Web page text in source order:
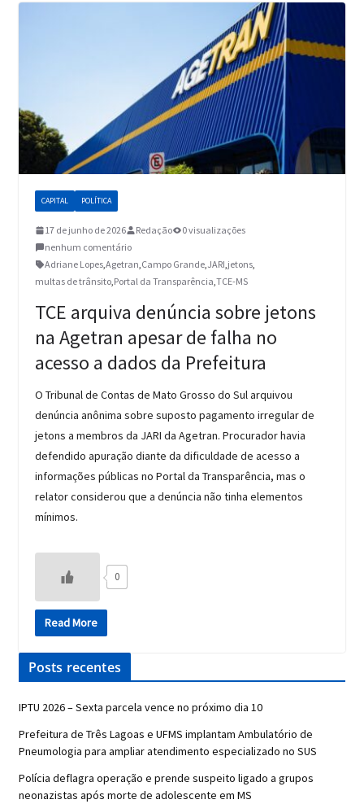
CAPITAL POLÍTICA
17 de junho de 2026 Redação
0 visualizações
nenhum comentário
Adriane Lopes,Agetran,Campo Grande,JARI,jetons,
multas de trânsito,Portal da Transparência,TCE-MS
TCE arquiva denúncia sobre jetons
na Agetran apesar de falha no
acesso a dados da Prefeitura
O Tribunal de Contas de Mato Grosso do Sul arquivou
denúncia anônima sobre suposto pagamento irregular de
jetons a membros da JARI da Agetran. Procurador havia
defendido apuração diante da dificuldade de acesso a
informações públicas no Portal da Transparência, mas o
relator considerou que a denúncia não tinha elementos
mínimos.
0
Read More
Posts recentes
IPTU 2026 – Sexta parcela vence no próximo dia 10
Prefeitura de Três Lagoas e UFMS implantam Ambulatório de
Pneumologia para ampliar atendimento especializado no SUS
Polícia deflagra operação e prende suspeito ligado a grupos
neonazistas após morte de adolescente em MS